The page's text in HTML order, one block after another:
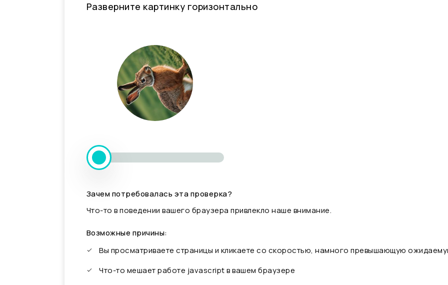
Разверните картинку горизонтально
Зачем потребовалась эта проверка?
Что-то в поведении вашего браузера привлекло наше внимание.
Возможные причины:
Вы просматриваете страницы и кликаете со скоростью, намного превышающую
Что-то мешает работе javascript в вашем браузере